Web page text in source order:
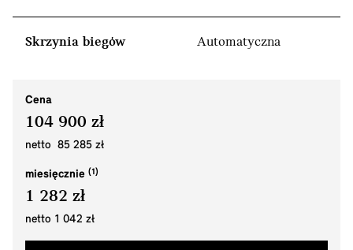
Skrzynia biegów Automatyczna
Cena
104 900 zł
netto 85 285 zł
miesięcznie
1 282 zł
netto 1 042 zł